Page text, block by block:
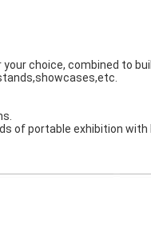
choice, combined to
of portable exhibition with